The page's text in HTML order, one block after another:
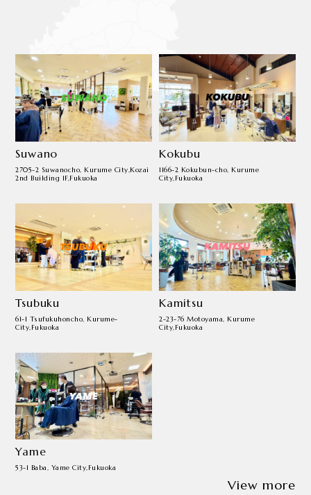
Suwano
2705-2 Suwanocho, Kurume City,Kozai
2nd Building 1F,Fukuoka
Kokubu
1166-2 Kokubun-cho, Kurume
City,Fukuoka
Tsubuku
61-1 Tsufukuhoncho, Kurume-
City,Fukuoka
Kamitsu
2-23-76 Motoyama, Kurume
City,Fukuoka
Yame
53-1 Baba, Yame City,Fukuoka
View more